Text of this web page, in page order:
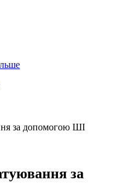
за допомогою ШІ
за